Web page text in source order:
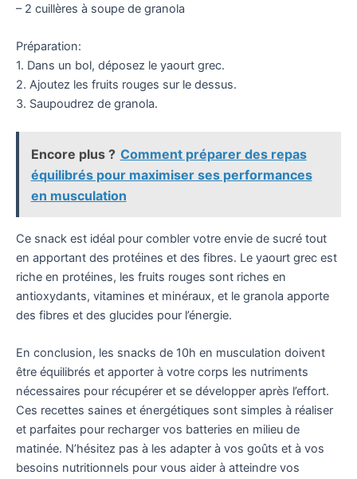
– 2 cuillères à soupe de granola
Préparation:
1. Dans un bol, déposez le yaourt grec.
2. Ajoutez les fruits rouges sur le dessus.
3. Saupoudrez de granola.
Encore plus ? Comment préparer des repas
équilibrés pour maximiser ses performances
en musculation
Ce snack est idéal pour combler votre envie de sucré tout
en apportant des protéines et des fibres. Le yaourt grec est
riche en protéines, les fruits rouges sont riches en
antioxydants, vitamines et minéraux, et le granola apporte
des fibres et des glucides pour l’énergie.
En conclusion, les snacks de 10h en musculation doivent
être équilibrés et apporter à votre corps les nutriments
nécessaires pour récupérer et se développer après l’effort.
Ces recettes saines et énergétiques sont simples à réaliser
et parfaites pour recharger vos batteries en milieu de
matinée. N’hésitez pas à les adapter à vos goûts et à vos
besoins nutritionnels pour vous aider à atteindre vos